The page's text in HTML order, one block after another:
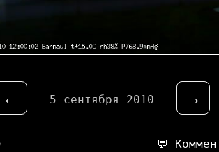
← 5 сентября 2010 →
💬